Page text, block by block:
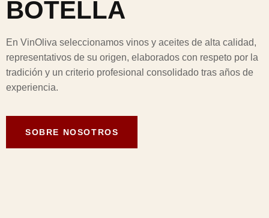
BOTELLA
En VinOliva seleccionamos vinos y aceites de alta calidad,
representativos de su origen, elaborados con respeto por la
tradición y un criterio profesional consolidado tras años de
experiencia.
SOBRE NOSOTROS